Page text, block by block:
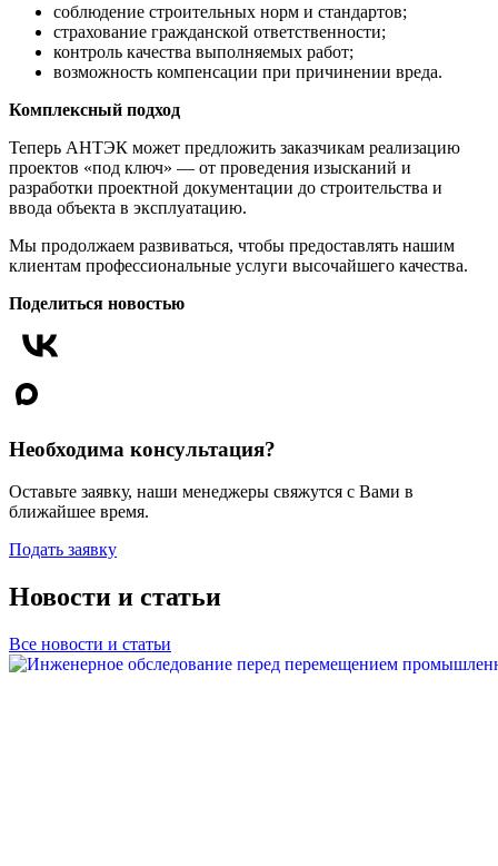
соблюдение строительных норм и стандартов;
страхование гражданской ответственности;
контроль качества выполняемых работ;
возможность компенсации при причинении вреда.
Комплексный подход
Теперь АНТЭК может предложить заказчикам реализацию
проектов «под ключ» — от проведения изысканий и
разработки проектной документации до строительства и
ввода объекта в эксплуатацию.
Мы продолжаем развиваться, чтобы предоставлять нашим
клиентам профессиональные услуги высочайшего качества.
Поделиться новостью
Необходима консультация?
Оставьте заявку, наши менеджеры свяжутся с Вами в
ближайшее время.
Подать заявку
Новости и статьи
Все новости и статьи